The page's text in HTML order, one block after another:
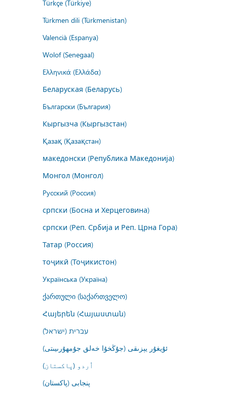
Türkçe (Türkiye)
Türkmen dili (Türkmenistan)
Valencià (Espanya)
Wolof (Senegaal)
Ελληνικά (Ελλάδα)
Беларуская (Беларусь)
Български (България)
Кыргызча (Кыргызстан)
Қазақ (Қазақстан)
македонски (Република Македонија)
Монгол (Монгол)
Русский (Россия)
српски (Босна и Херцеговина)
српски (Реп. Србија и Реп. Црна Гора)
Татар (Россия)
тоҷикӣ (Тоҷикистон)
Українська (Україна)
ქართული (საქართველო)
Հայերեն (Հայաստան)
עברית (ישראל)
ئۇيغۇر يېزىقى (جۇڭخۇا خەلق جۇمھۇرىيىتى)
اُردو (پاکستان)
پنجابی (پاکستان)